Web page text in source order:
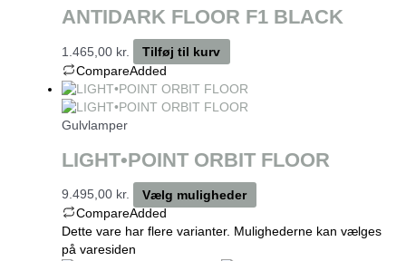
ANTIDARK FLOOR F1 BLACK
1.465,00 kr. Tilføj til kurv
CompareAdded
Gulvlamper
LIGHT•POINT ORBIT FLOOR
9.495,00 kr. Vælg muligheder
CompareAdded
Dette vare har flere varianter. Mulighederne kan vælges
på varesiden